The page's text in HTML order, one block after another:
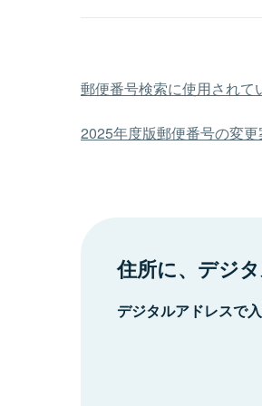
郵便番号検索に使用されて
2025年度版郵便番号の変更
住所に、デジ
デジタルアドレスで